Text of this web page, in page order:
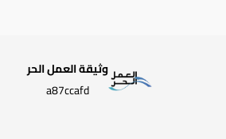
وثيقة العمل الحر
a87ccafd